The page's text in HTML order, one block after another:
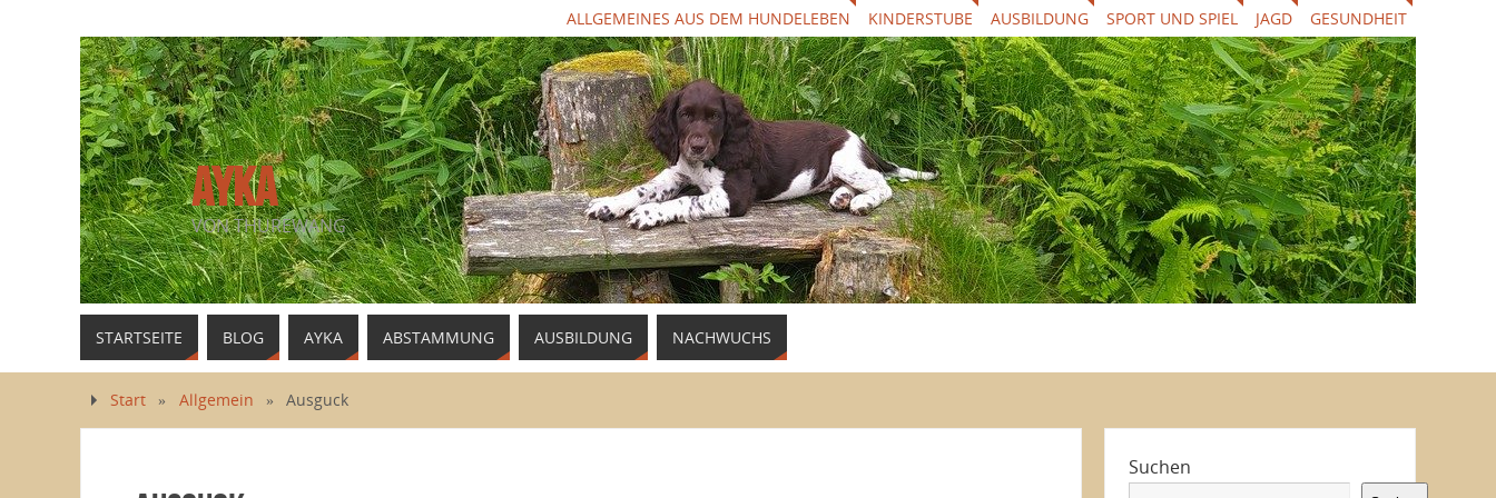
ALLGEMEINES AUS DEM HUNDELEBEN KINDERSTUBE AUSBILDUNG SPORT UND SPIEL JAGD GESUNDHEIT
AYKA
VON THUREWANG
STARTSEITE BLOG AYKA ABSTAMMUNG AUSBILDUNG NACHWUCHS
Start » Allgemein » Ausguck
Suchen